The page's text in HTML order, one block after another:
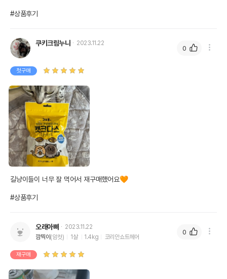
#상품후기
쿠키크림누나 2023.11.22
첫구매
길냥이들이 너무 잘 먹어서 재구매했어요🧡
#상품후기
0
오래아빠
2023.11.22
깜찍이 (암컷) 1살 1.4kg 코리안쇼트헤어
재구매
0